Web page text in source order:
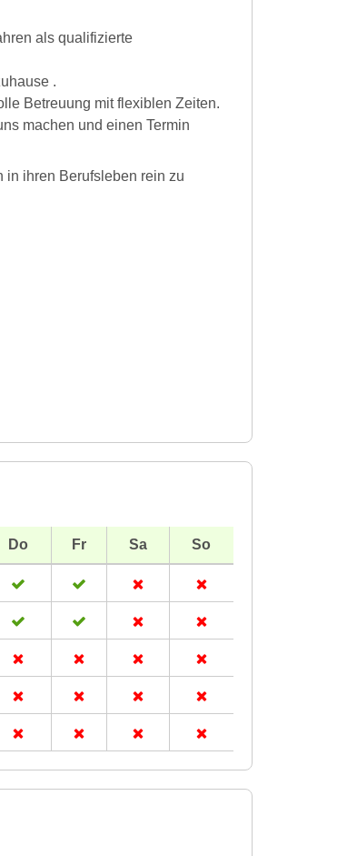
als qualifizierte
.
Betreuung mit flexiblen Zeiten.
machen und einen Termin
in ihren Berufsleben rein zu
Do Fr Sa So